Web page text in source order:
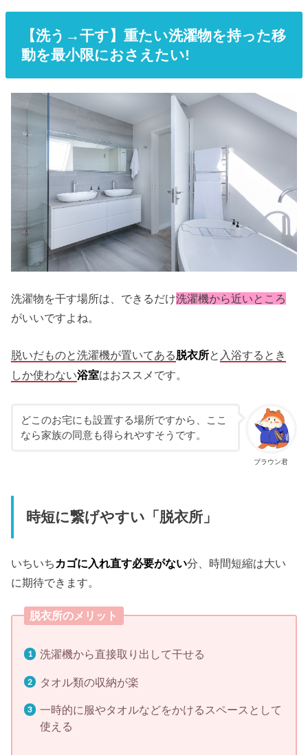
【洗う→干す】重たい洗濯物を持った移
動を最小限におさえたい!
洗濯物を干す場所は、できるだけ洗濯機から近いところ
がいいですよね。
脱いだものと洗濯機が置いてある脱衣所と 入浴するとき
しか使わない浴室はおススメです。
ブラウン君
どこのお宅にも設置する場所ですから、ここ
なら家族の同意も得られやすそうです。
時短に繋げやすい「脱衣所」
いちいち カゴに入れ直す必要がない分、時間短縮は大い
に期待できます。
脱衣所のメリット
洗濯機から直接取り出して干せる
タオル類の収納が楽
一時的に服やタオルなどをかけるスペースとして
使える